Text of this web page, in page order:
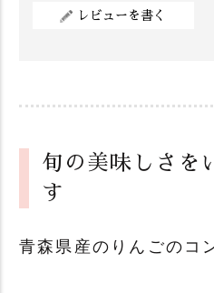
レビューを書く
旬の美味しさを
す
青森県産のりんごのコ